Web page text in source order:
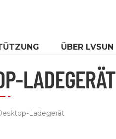
ÜBER LVSUN
LADEGERÄT
Ladegerät